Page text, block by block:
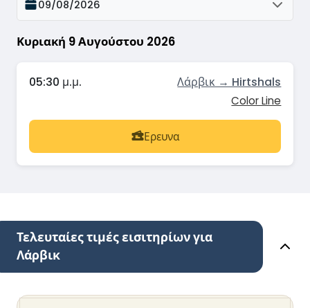
Κυριακή 9 Αυγούστου 2026
09/08/2026
05:30 μ.μ. Λάρβικ → Hirtshals
Color Line
Ερευνα
Τελευταίες τιμές εισιτηρίων για
Λάρβικ